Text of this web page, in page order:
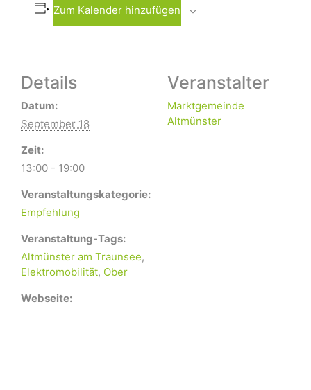
Zum Kalender hinzufügen
Details
Datum:
September 18
Zeit:
13:00 - 19:00
Veranstaltungskategorie:
Empfehlung
Veranstaltung-Tags:
Altmünster am Traunsee,
Elektromobilität, Ober
Webseite:
Veranstalter
Marktgemeinde
Altmünster